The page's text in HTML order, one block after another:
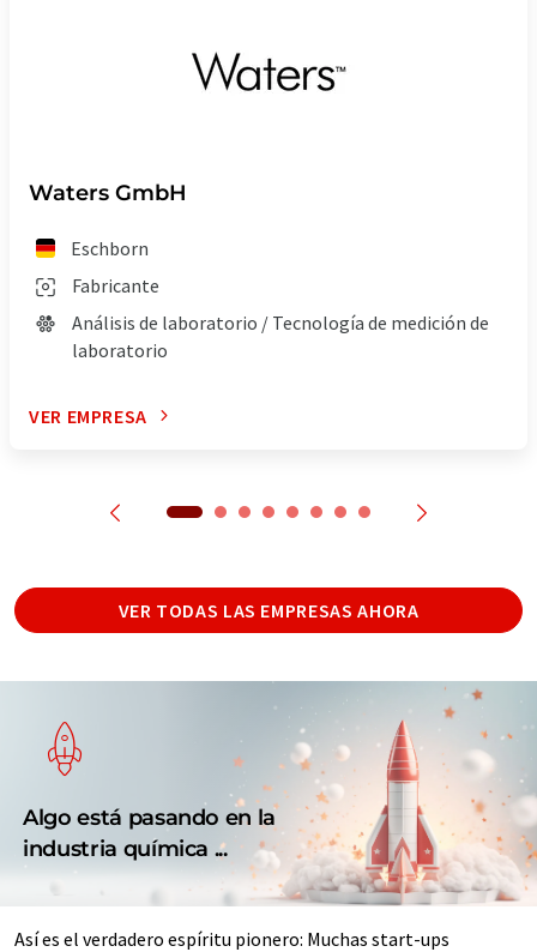
Waters GmbH
Eschborn
Fabricante
Análisis de laboratorio / Tecnología de medición de
laboratorio
VER EMPRESA
VER TODAS LAS EMPRESAS AHORA
Algo está pasando en la
industria química ...
Así es el verdadero espíritu pionero: Muchas start-ups